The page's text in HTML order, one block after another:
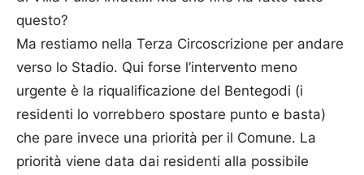
questo?
Ma restiamo nella Terza Circoscrizione per andare
verso lo Stadio. Qui forse l’intervento meno
urgente è la riqualificazione del Bentegodi (i
residenti lo vorrebbero spostare punto e basta)
che pare invece una priorità per il Comune. La
priorità viene data dai residenti alla possibile